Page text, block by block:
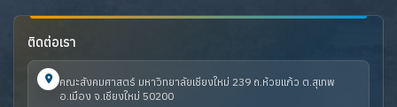
ติดต่อเรา
คณะสังคมศาสตร์ มหาวิทยาลัยเชียงใหม่ 239 ถ.ห้วยแก้ว ต.สุเทพ
อ.เมือง จ.เชียงใหม่ 50200